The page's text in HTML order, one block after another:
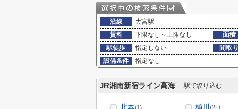
沿線
大宮駅
賃料
下限なし～上限なし 面積
駅徒歩
指定しない 間取り
設備条件
指定なし
JR湘南新宿ライン高海 駅で絞り込む
北本(1) 桶川 (25)